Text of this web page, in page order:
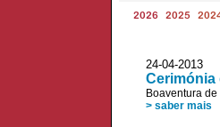
2026 2025
24-04-
Cerimónia
Boaventura
> saber mais